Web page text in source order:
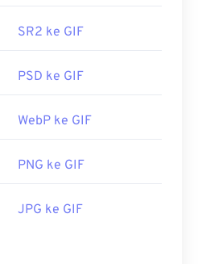
SR2 ke GIF
PSD ke GIF
WebP ke GIF
PNG ke GIF
JPG ke GIF